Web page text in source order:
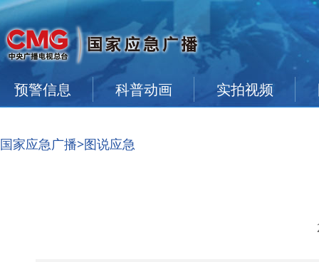
预警信息 科普动画 实拍视频
国家应急广播>图说应急